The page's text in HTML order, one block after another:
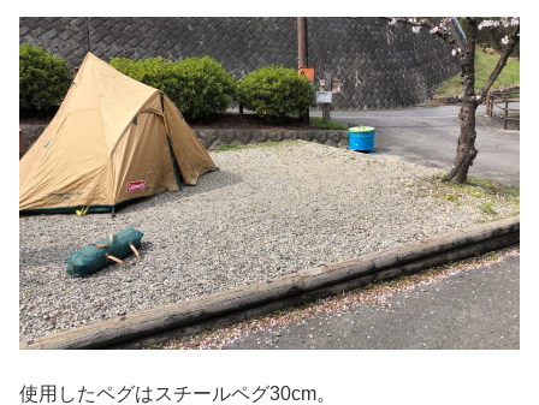
使用したペグはスチールペグ30cm。